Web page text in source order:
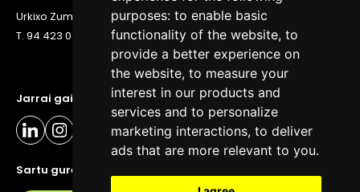
purposes: to enable basic
functionality of the website, to
provide a better experience on
the website, to measure your
interest in our products and
services and to personalize
marketing interactions, to deliver
ads that are more relevant to you.
Jarrai gaitzazu eguneratuta egoteko
Sartu gure buletinera
Urkixo Zumarkalea 36, 6. solairua, 48011 Bilbo
T. 94 423 07 43